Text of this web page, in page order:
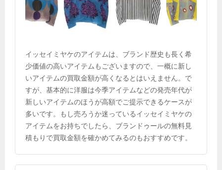
イッセイミヤケのアイテムは、ブランド歴史も長く希
少価値の高いアイテムもございますので、一概に新し
いアイテムの買取金額が高くなるとはいえません。で
すが、基本的に洋服は今季アイテムなどの発売年代が
新しいアイテムのほうが高額でご提示できるケースが
多いです。もし売ろうか迷っているイッセイミヤケの
アイテムをお持ちでしたら、ブランドゥールの無料見
積もりで買取金額を確かめてみるのもおすすめです。